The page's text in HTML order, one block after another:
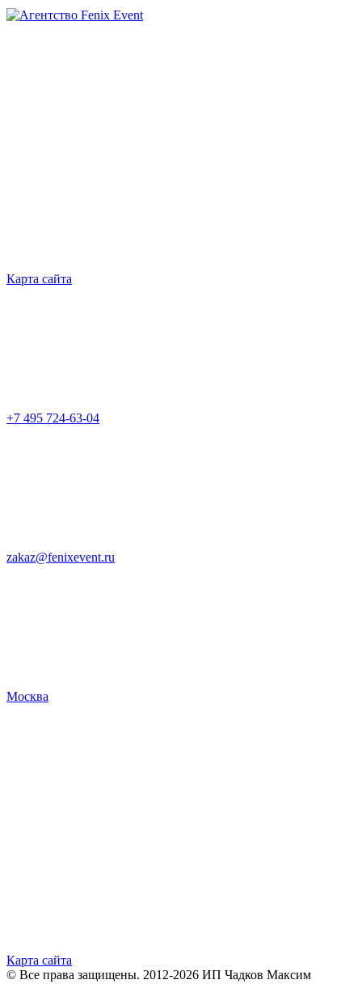
Агентство
Карта сайта
+7 495 724-63-04
zakaz@fenixevent.ru
Москва
Карта сайта
© Все права защищены. 2012-2026 ИП Чадков Максим